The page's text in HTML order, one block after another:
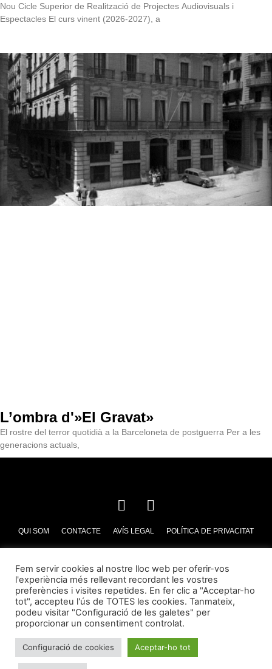
Nou Cicle Superior de Realització de Projectes Audiovisuals i
Espectacles El curs vinent (2026-2027), a
L’ombra d'»El Gravat»
El rostre del terror quotidià a la Barceloneta de postguerra Per a les
generacions actuals,
QUI SOM CONTACTE AVÍS LEGAL POLÍTICA DE PRIVACITAT
© Essència Barceloneta 2023
Fem servir cookies al nostre lloc web per oferir-vos
l'experiència més rellevant recordant les vostres
preferències i visites repetides. En fer clic a "Acceptar-ho
tot", accepteu l'ús de TOTES les cookies. Tanmateix,
podeu visitar "Configuració de les galetes" per
proporcionar un consentiment controlat.
Configuració de cookies Aceptar-ho tot